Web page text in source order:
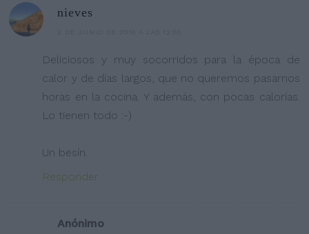
nieves
Deliciosos y muy socorridos para la época de
calor y de días largos, que no queremos pasarnos
horas en la cocina. Y además, con pocas calorías.
Lo tienen todo :-)
Un besín.
Responder
Anónimo